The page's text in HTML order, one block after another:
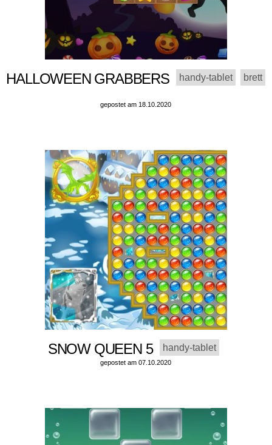
HALLOWEEN GRABBERS handy-tablet brett
gepostet am 18.10.2020
SNOW QUEEN 5 handy-tablet
gepostet am 07.10.2020